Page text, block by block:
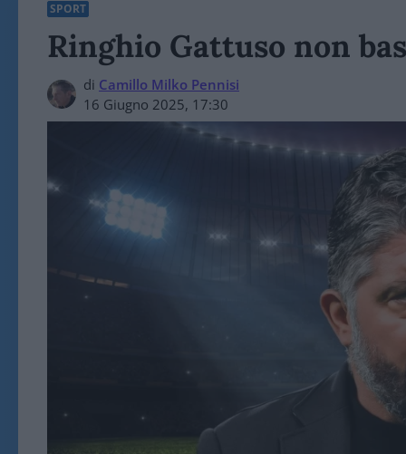
SPORT
Ringhio Gattuso non
di Camillo Milko Pennisi
16 Giugno 2025, 17:30